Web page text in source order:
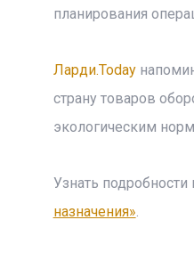
планирования
Ларди.Today
страну товаров
экологическим
Узнать
назначения».